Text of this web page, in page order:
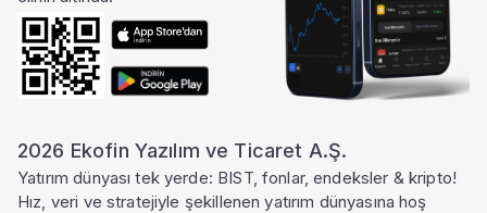
2026 Ekofin Yazılım ve Ticaret A.Ş.
Yatırım dünyası tek yerde: BIST, fonlar, endeksler & kripto!
Hız, veri ve stratejiyle şekillenen yatırım dünyasına hoş